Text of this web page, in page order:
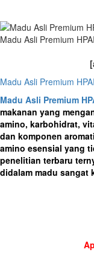
Madu Asli Premium HPAI
Madu Asli Premium HPAI
Madu Asli Premium
makanan yang
amino, karbohidrat,
dan komponen
amino esensial yang
penelitian terbaru
didalam madu sangat